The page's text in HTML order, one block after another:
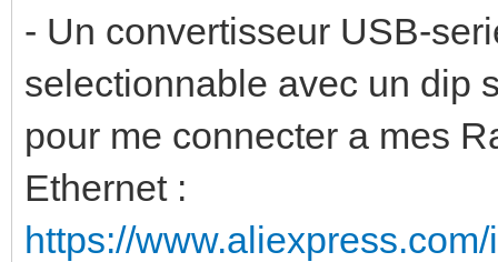
- Un convertisseur USB-
selectionnable avec un dip
pour me connecter a mes
Ethernet :
https://